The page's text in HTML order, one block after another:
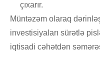
çıxarır.
Müntəzəm olaraq
investisiyaları sürətlə
iqtisadi cəhətdən